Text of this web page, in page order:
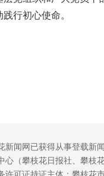
行初心使命。
新闻网已获得从事登载新
心（攀枝花日报社、攀枝